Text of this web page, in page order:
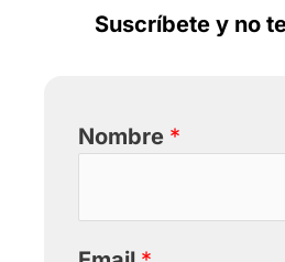
Suscríbete y no
Nombre *